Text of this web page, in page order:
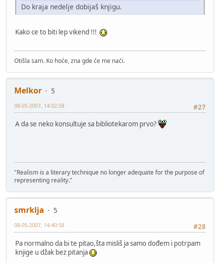
Do kraja nedelje dobijaš knjigu.
Kako ce to biti lep vikend !!!
Otišla sam. Ko hoće, zna gde će me naći.
Melkor
5
#27
08-05-2007, 14:02:58
A da se neko konsultuje sa bibliotekarom prvo?
"Realism is a literary technique no longer adequate for the purpose of
representing reality."
smrklja
5
#28
08-05-2007, 14:40:58
Pa normalno da bi te pitao,šta misliš ja samo dođem i potrpam
knjige u džak bez pitanja